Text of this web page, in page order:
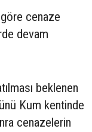
göre cenaze
devam
beklenen
Kum kentinde
cenazelerin